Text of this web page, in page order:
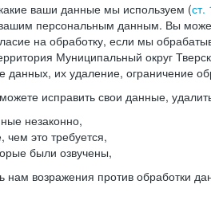
ваши данные мы используем (ст.
персональным данным. Вы
на обработку, если мы
Муниципальный округ
данных, их удаление, ограничение
исправить свои данные,
незаконно,
это требуется,
были озвучены,
нам возражения против обработки